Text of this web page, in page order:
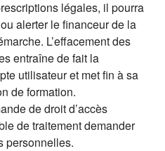
légales, il pourra
alerter le financeur de la
L’effacement des
entraîne de fait la
utilisateur et met fin à sa
de formation.
de droit d’accès
de traitement demander
personnelles.